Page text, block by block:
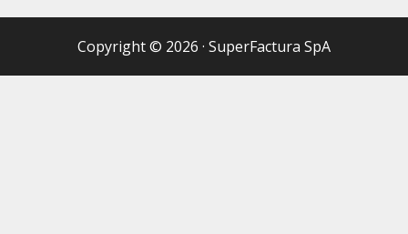
Copyright © 2026 · SuperFactura SpA